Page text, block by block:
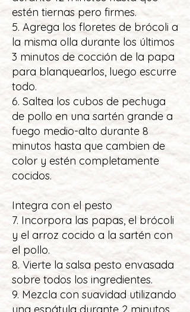
estén tiernas pero firmes.
5. Agrega los floretes de brócoli a
la misma olla durante los últimos
3 minutos de cocción de la papa
para blanquearlos, luego escurre
todo.
6. Saltea los cubos de pechuga
de pollo en una sartén grande a
fuego medio-alto durante 8
minutos hasta que cambien de
color y estén completamente
cocidos.
Integra con el pesto
7. Incorpora las papas, el brócoli
y el arroz cocido a la sartén con
el pollo.
8. Vierte la salsa pesto envasada
sobre todos los ingredientes.
9. Mezcla con suavidad utilizando